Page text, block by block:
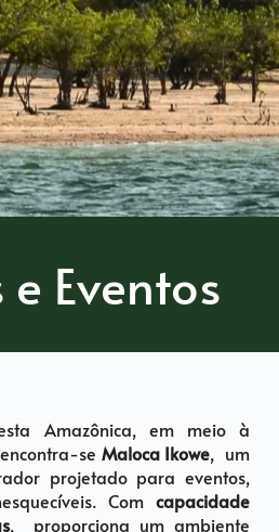
Eventos
Amazônica, em meio à
se Maloca Ikowe, um
projetado para eventos,
Comcapacidade
, proporciona um ambiente